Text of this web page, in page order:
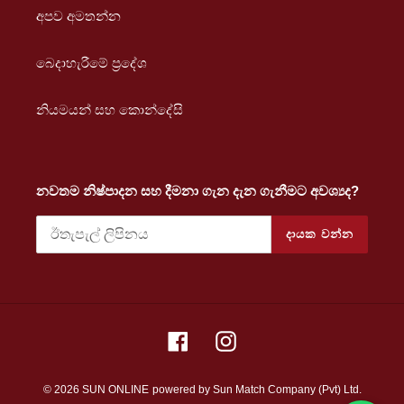
අපව අමතන්න
බෙදාහැරීමේ ප්‍රදේශ
නියමයන් සහ කොන්දේසි
නවතම නිෂ්පාදන සහ දීමනා ගැන දැන ගැනීමට අවශ්‍යද?
දායක වන්න
FacebookInstagram
© 2026 SUN ONLINE powered by Sun Match Company (Pvt) Ltd.